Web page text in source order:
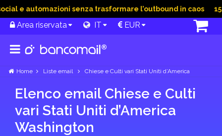
e automazioni senza trasformare l’outbound in caos 15
Area riservata IT EUR
Home Liste email Chiese e Culti vari Stati Uniti d’America
Elenco email Chiese e Culti
vari Stati Uniti d’America
Washington